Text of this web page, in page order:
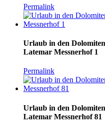
Permalink
Urlaub in den
Latemar Messnerhof 1
Permalink
Urlaub in den
Latemar Messnerhof 81